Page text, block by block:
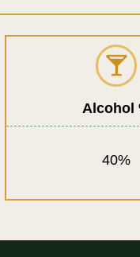
Alcohol
40%